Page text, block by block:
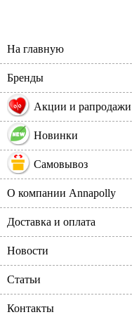
На главную
Бренды
% Акции и рапродажи
Новинки
Самовывоз
О компании Annapolly
Доставка и оплата
Новости
Статьи
Контакты